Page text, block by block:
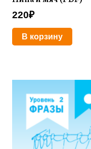
220₽
В корзину